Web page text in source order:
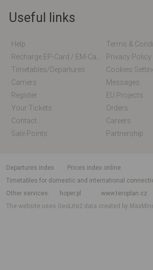
Useful links
Help
Terms &
Privacy Policy
Timetables/departures
Cookies
Carriers
Messages
Register
EU Projects
Your Tickets
Orders
Contact
Careers
Sale Points
Partnership
departures index
Prices index online
Timetables for domestic and international
Other services
hoper.pl www.teroplan.cz
The website uses GeoLite2 data created by